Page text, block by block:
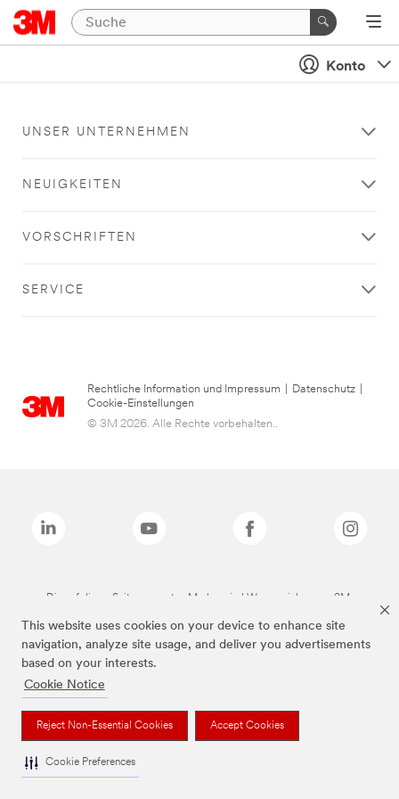
This website uses cookies on your device to enhance site
navigation, analyze site usage, and deliver you advertisements
based on your interests.
Cookie Notice
Reject Non-Essential Cookies Accept Cookies
Cookie Preferences
Konto
UNSER UNTERNEHMEN
NEUIGKEITEN
VORSCHRIFTEN
SERVICE
Rechtliche Information und Impressum Datenschutz
Cookie-Einstellungen
© 3M 2026. Alle Rechte vorbehalten..
Die auf dieser Seite genannten Marken sind Warenzeichen von 3M.